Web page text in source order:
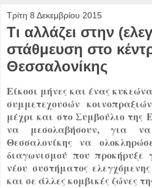
Τρίτη 8 Δεκεμβρίου 2015
Τι αλλάζει στην
στάθμευση στο
Θεσσαλονίκης
Είκοσι μήνες και ένας
συμμετεχουσών
μέχρι και στο Συμβούλιο της
να μεσολαβήσουν, για
Θεσσαλονίκης να
διαγωνισμού που προκήρυξε
νέου συστήματος
και σε άλλες κομβικές ζώνες